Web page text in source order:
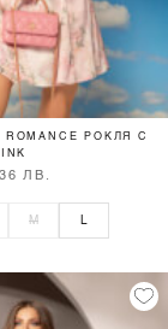
ROMANCE РОКЛЯ С
ЛВ.
M